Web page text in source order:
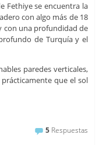
Fethiye se encuentra la
con algo más de 18
con una profundidad de
de Turquía y el
paredes verticales,
que el sol
5 Respuestas